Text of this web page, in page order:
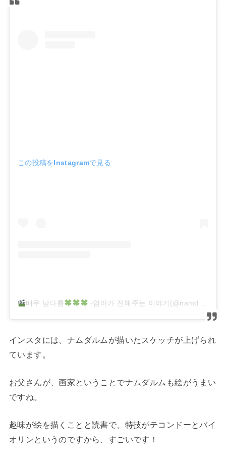
この投稿をInstagramで見る
배우 남다름 -엄마가 전해주는 이야기(@namdareum_mom)がシェアした投稿
インスタには、ナムダルムが描いたスケッチが上げられ
ています。
お父さんが、画家ということでナムダルムも絵がうまい
ですね。
趣味が絵を描くことと読書で、特技がテコンドーとバイ
オリンというのですから、すごいです！